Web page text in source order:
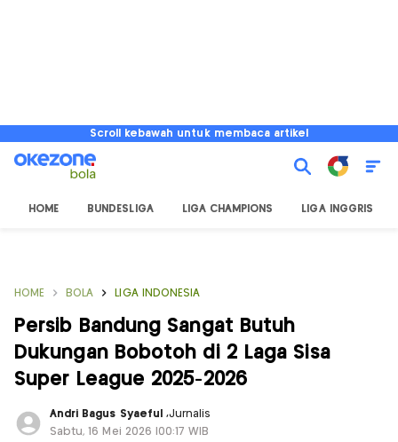
Scroll kebawah untuk membaca artikel
HOME BUNDESLIGA LIGA CHAMPIONS LIGA INGGRIS
HOME BOLA LIGA INDONESIA
Persib Bandung Sangat Butuh
Dukungan Bobotoh di 2 Laga Sisa
Super League 2025-2026
Andri Bagus Syaeful ,Jurnalis
Sabtu, 16 Mei 2026 |00:17 WIB